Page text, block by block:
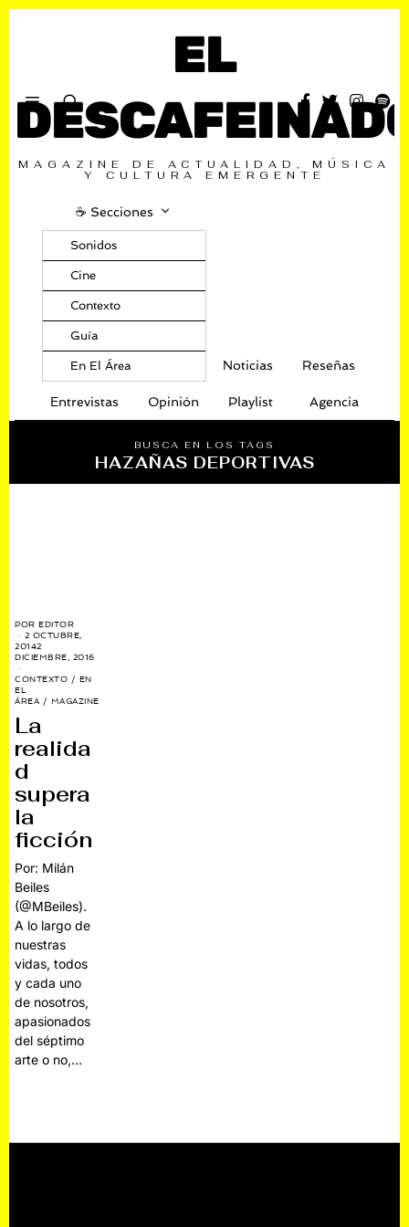
EL
MAGAZINE DE ACTUALIDAD, MÚSICA
Y CULTURA EMERGENTE
☕️ Secciones
Sonidos
Cine
Contexto
Guía
En El Área Noticias Reseñas
Entrevistas Opinión Playlist Agencia
BUSCA EN LOS TAGS
HAZAÑAS DEPORTIVAS
POREDITOR
2 OCTUBRE,
20142
DICIEMBRE, 2016
CONTEXTO / EN
EL
ÁREA / MAGAZINE
La
realida
d
supera
la
ficción
Por: Milán
Beiles
(@MBeiles).
A lo largo de
nuestras
vidas, todos
y cada uno
de nosotros,
apasionados
del séptimo
arte o no,…